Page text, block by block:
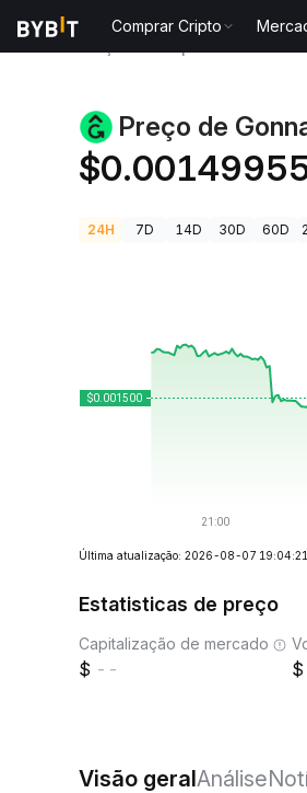
Comprar Cripto
Preço de
24H 7D 14D 30D 60D
Última atualização: 2026-08-07 19:04:21
Estatisticas de preço
Capitalização de mercado
--
Visão geralAnálise